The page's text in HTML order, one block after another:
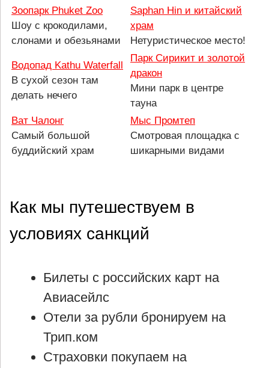
Зоопарк Phuket Zoo
Шоу с крокодилами,
слонами и обезьянами
Saphan Hin и китайский
храм
Нетуристическое место!
Водопад Kathu Waterfall
В сухой сезон там
делать нечего
Парк Сирикит и золотой
дракон
Мини парк в центре
тауна
Ват Чалонг
Самый большой
буддийский храм
Мыс Промтеп
Смотровая площадка с
шикарными видами
Как мы путешествуем в
условиях санкций
Билеты с российских карт на
Авиасейлс
Отели за рубли бронируем на
Трип.ком
Страховки покупаем на